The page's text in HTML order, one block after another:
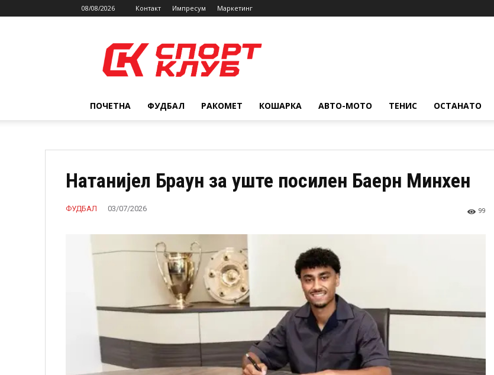
08/08/2026 Контакт Импресум Маркетинг
ПОЧЕТНА ФУДБАЛ РАКОМЕТ КОШАРКА АВТО-МОТО ТЕНИС ОСТАНАТО
Натанијел Браун за уште посилен Баерн Минхен
ФУДБАЛ 03/07/2026 99